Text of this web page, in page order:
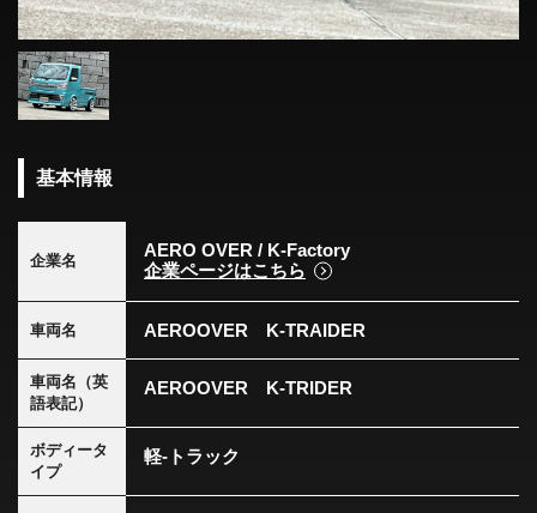
基本情報
企業名
AERO OVER / K-Factory
企業ページはこちら
車両名 AEROOVER K-TRAIDER
車両名（英
語表記）
AEROOVER K-TRIDER
ボディータ
イプ
軽-トラック